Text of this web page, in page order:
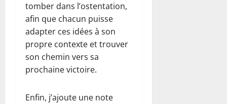
tomber dans l’ostentation,
afin que chacun puisse
adapter ces idées à son
propre contexte et trouver
son chemin vers sa
prochaine victoire.
Enfin, j’ajoute une note